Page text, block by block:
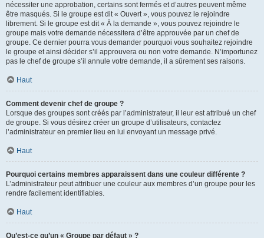
nécessiter une approbation, certains sont fermés et d’autres peuvent même
être masqués. Si le groupe est dit « Ouvert », vous pouvez le rejoindre
librement. Si le groupe est dit « À la demande », vous pouvez rejoindre le
groupe mais votre demande nécessitera d’être approuvée par un chef de
groupe. Ce dernier pourra vous demander pourquoi vous souhaitez rejoindre
le groupe et ainsi décider s’il approuvera ou non votre demande. N’importunez
pas le chef de groupe s’il annule votre demande, il a sûrement ses raisons.
Haut
Comment devenir chef de groupe ?
Lorsque des groupes sont créés par l’administrateur, il leur est attribué un chef
de groupe. Si vous désirez créer un groupe d’utilisateurs, contactez
l’administrateur en premier lieu en lui envoyant un message privé.
Haut
Pourquoi certains membres apparaissent dans une couleur différente ?
L’administrateur peut attribuer une couleur aux membres d’un groupe pour les
rendre facilement identifiables.
Haut
Qu’est-ce qu’un « Groupe par défaut » ?